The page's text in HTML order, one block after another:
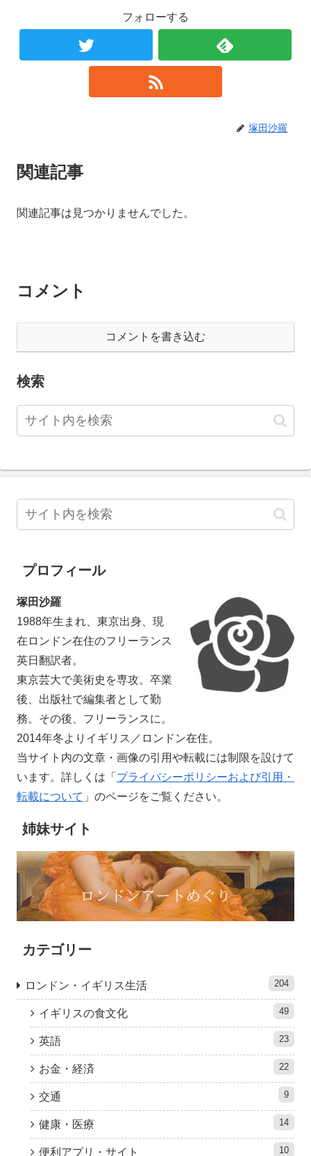
フォローする
塚田沙羅
関連記事
関連記事は見つかりませんでした。
コメント
コメントを書き込む
検索
プロフィール
塚田沙羅
1988年生まれ、東京出身、現
在ロンドン在住のフリーランス
英日翻訳者。
東京芸大で美術史を専攻。卒業
後、出版社で編集者として勤
務。その後、フリーランスに。
2014年冬よりイギリス／ロンドン在住。
当サイト内の文章・画像の引用や転載には制限を設けて
います。詳しくは「 プライバシーポリシーおよび引用・
転載について 」のページをご覧ください。
姉妹サイト
カテゴリー
ロンドン・イギリス生活 204
イギリスの食文化 49
英語 23
お金・経済 22
交通 9
健康・医療 14
便利アプリ・サイト 10